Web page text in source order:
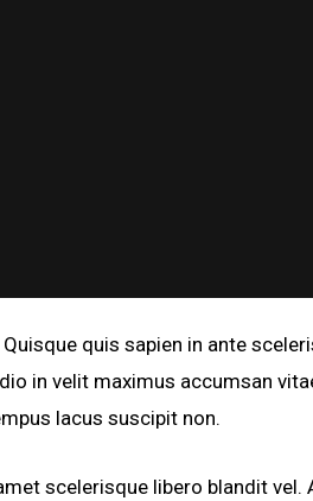
quis sapien in ante
in velit maximus accumsan
lacus suscipit non.
scelerisque libero blandit vel.